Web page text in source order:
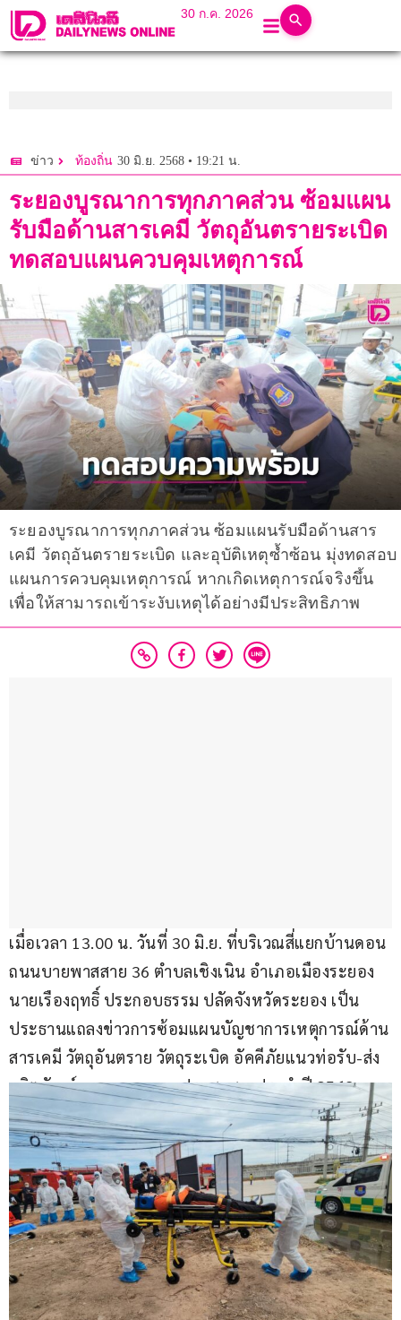
30 ก.ค. 2026
ข่าว ท้องถิ่น 30 มิ.ย. 2568 • 19:21 น.
ระยองบูรณาการทุกภาคส่วน ซ้อมแผน
รับมือด้านสารเคมี วัตถุอันตรายระเบิด
ทดสอบแผนควบคุมเหตุการณ์
ระยองบูรณาการทุกภาคส่วน ซ้อมแผนรับมือด้านสาร
เคมี วัตถุอันตรายระเบิด และอุบัติเหตุซ้ำซ้อน มุ่งทดสอบ
แผนการควบคุมเหตุการณ์ หากเกิดเหตุการณ์จริงขึ้น
เพื่อให้สามารถเข้าระงับเหตุได้อย่างมีประสิทธิภาพ
เมื่อเวลา 13.00 น. วันที่ 30 มิ.ย. ที่บริเวณสี่แยกบ้านดอน
ถนนบายพาสสาย 36 ตำบลเชิงเนิน อำเภอเมืองระยอง
นายเรืองฤทธิ์ ประกอบธรรม ปลัดจังหวัดระยอง เป็น
ประธานแถลงข่าวการซ้อมแผนบัญชาการเหตุการณ์ด้าน
สารเคมี วัตถุอันตราย วัตถุระเบิด อัคคีภัยแนวท่อรับ-ส่ง
ผลิตภัณฑ์ และการอพยพประชาชน ประจำปี 2568